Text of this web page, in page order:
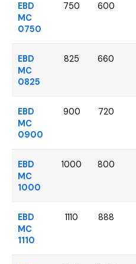
EBD
MC
0750
750 600
EBD
MC
0825
825 660
EBD
MC
0900
900 720
EBD
MC
1000
1000 800
EBD
MC
1110
1110 888